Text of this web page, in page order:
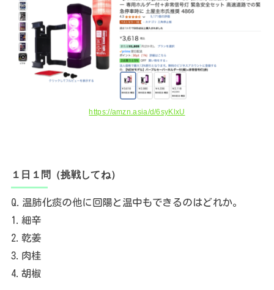
https://amzn.asia/d/6syKlxU
１日１問（挑戦してね）
Q.温肺化痰の他に回陽と温中もできるのはどれか。
1.細辛
2.乾姜
3.肉桂
4.胡椒